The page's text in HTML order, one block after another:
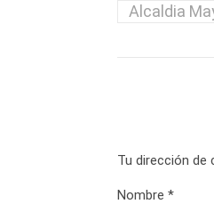
Alcaldia
Tu dirección de
Nombre *